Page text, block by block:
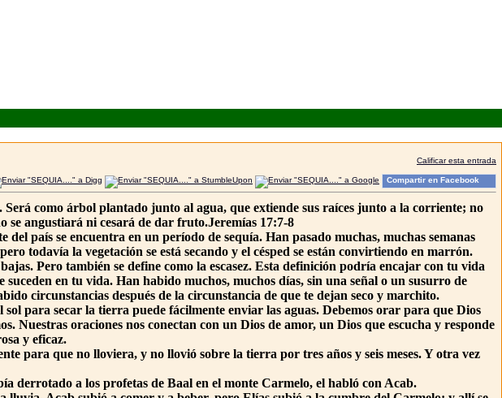
Calificar esta entrada
Compartir en Facebook
como árbol plantado junto al agua, que extiende sus raíces junto a la corriente; no
se angustiará ni cesará de dar fruto.Jeremías 17:7-8
país se encuentra en un período de sequía. Han pasado muchas, muchas semanas
todavía la vegetación se está secando y el césped se están convirtiendo en marrón.
Pero también se define como la escasez. Esta definición podría encajar con tu vida
en tu vida. Han habido muchos, muchos días, sin una señal o un susurro de
circunstancias después de la circunstancia de que te dejan seco y marchito.
para secar la tierra puede fácilmente enviar las aguas. Debemos orar para que Dios
Nuestras oraciones nos conectan con un Dios de amor, un Dios que escucha y responde
y eficaz.
para que no lloviera, y no llovió sobre la tierra por tres años y seis meses. Y otra vez
derrotado a los profetas de Baal en el monte Carmelo, el habló con Acab.